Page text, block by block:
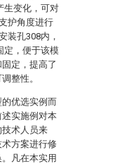
生变化，可对
护角度进行
装孔308内，
定，便于该模
定，提高了
整性。
优选实例而
实施例对本
术人员来
方案进行修
凡在本实用